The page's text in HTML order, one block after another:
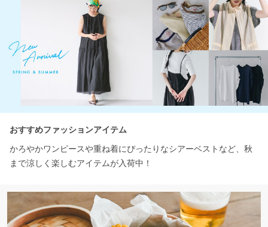
おすすめファッションアイテム
かろやかワンピースや重ね着にぴったりなシアーベストなど、秋
まで涼しく楽しむアイテムが入荷中！